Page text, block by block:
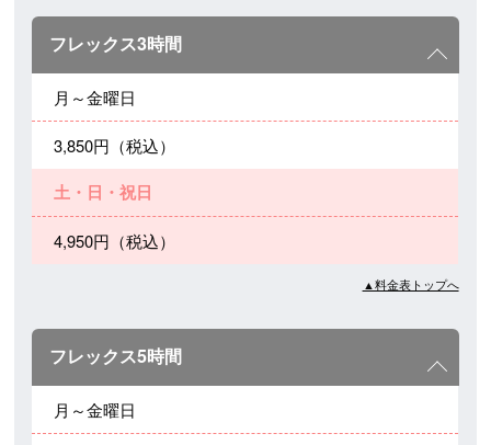
フレックス3時間
月～金曜日
3,850円（税込）
土・日・祝日
4,950円（税込）
▲料金表トップへ
フレックス5時間
月～金曜日